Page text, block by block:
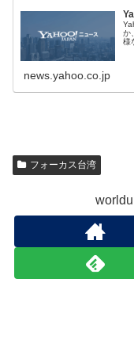
か
様
news.yahoo.co.jp
フォーカス台湾